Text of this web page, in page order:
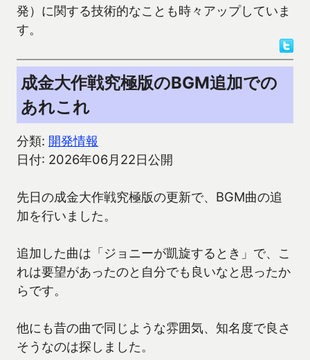
発）に関する技術的なことも時々アップしていま
す。
成金大作戦究極版のBGM追加での
あれこれ
分類: 開発情報
日付: 2026年06月22日公開
先日の成金大作戦究極版の更新で、BGM曲の追
加を行いました。
追加した曲は「ジョニーが凱旋するとき」で、こ
れは要望があったのと自分でも良いなと思ったか
らです。
他にも昔の曲で同じような雰囲気、知名度で良さ
そうなのは探しました。